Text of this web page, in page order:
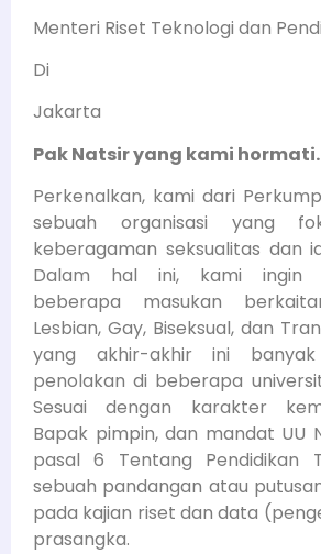
Menteri Riset Teknologi dan
Di
Jakarta
Pak Natsir yang kami hormati.
Perkenalkan, kami dari
sebuah organisasi yang
keberagaman seksualitas dan
Dalam hal ini, kami ingin
beberapa masukan
Lesbian, Gay, Biseksual, dan
yang akhir-akhir ini banyak
penolakan di beberapa
Sesuai dengan karakter
Bapak pimpin, dan mandat UU
pasal 6 Tentang Pendidikan
sebuah pandangan atau
pada kajian riset dan data
prasangka.